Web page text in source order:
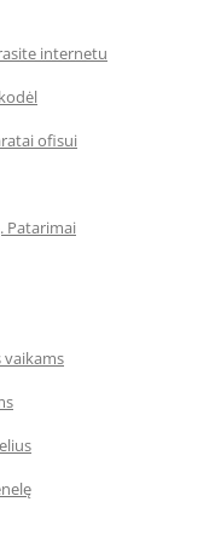
internetu
ofisui
Patarimai
vaikams